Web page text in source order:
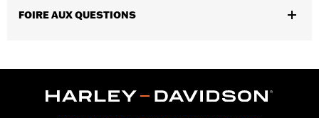
d.com/warrantyfor full details
Lens:00MM/Bridge:0MM/Temples:135MM
FOIRE AUX QUESTIONS